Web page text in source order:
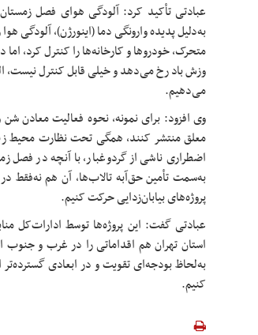
عبادتی تأکید کرد: آلودگی هوای فصل
به‌دلیل پدیده وارونگی دما (اینورژن)، آلودگی
متحرک، خودروها و کارخانه‌ها را کنترل کرد،
وزش باد رخ می‌دهد و خیلی قابل کنترل نیست،
می‌دهیم.
وی افزود: برای نمونه، نحوه فعالیت معادن
معلق منتشر کنند، همگی تحت نظارت محیط
اضطراری ناشی از گردوغبار، با آنچه در فصل
به‌سمت تأمین حق‌آبه تالاب‌ها، آن هم نه‌فقط در
پروژه‌های بیابان‌زدایی حرکت کنیم.
عبادتی گفت: این پروژه‌ها توسط ادارات‌کل
استان تهران هم اقداماتی را در غرب و جنوب
به‌لحاظ بودجه‌ای تقویت و در ابعادی گسترده‌تر
کنیم.